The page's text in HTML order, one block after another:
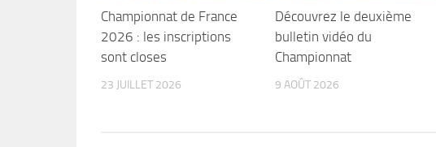
Championnat de France
2026 : les inscriptions
sont closes
23 JUILLET 2026
Découvrez le deuxième
bulletin vidéo du
Championnat
9 AOÛT 2026